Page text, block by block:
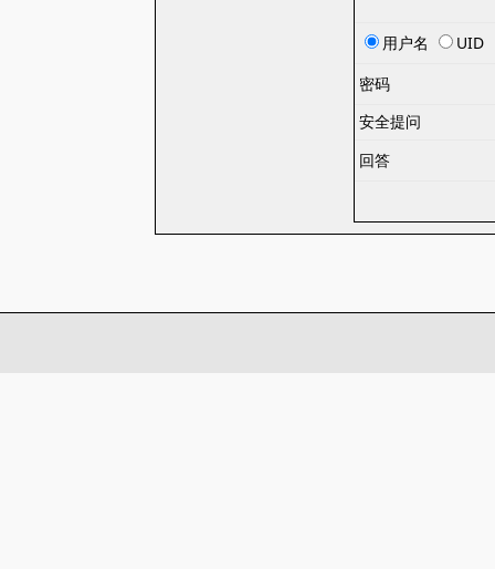
用户名
UID
密码
安全提问
回答